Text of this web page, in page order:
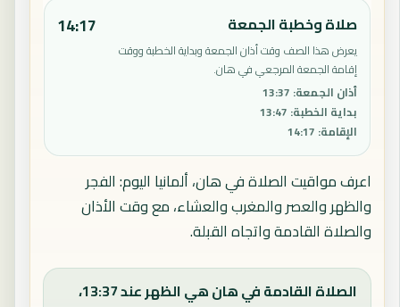
صلاة وخطبة الجمعة
يعرض هذا الصف وقت أذان الجمعة وبداية الخطبة ووقت
إقامة الجمعة المرجعي في هان.
أذان الجمعة:
13:37
بداية الخطبة:
13:47
الإقامة:
14:17
14:17
اعرف مواقيت الصلاة في هان، ألمانيا اليوم: الفجر
والظهر والعصر والمغرب والعشاء، مع وقت الأذان
والصلاة القادمة واتجاه القبلة.
الصلاة القادمة في هان هي الظهر عند 13:37،